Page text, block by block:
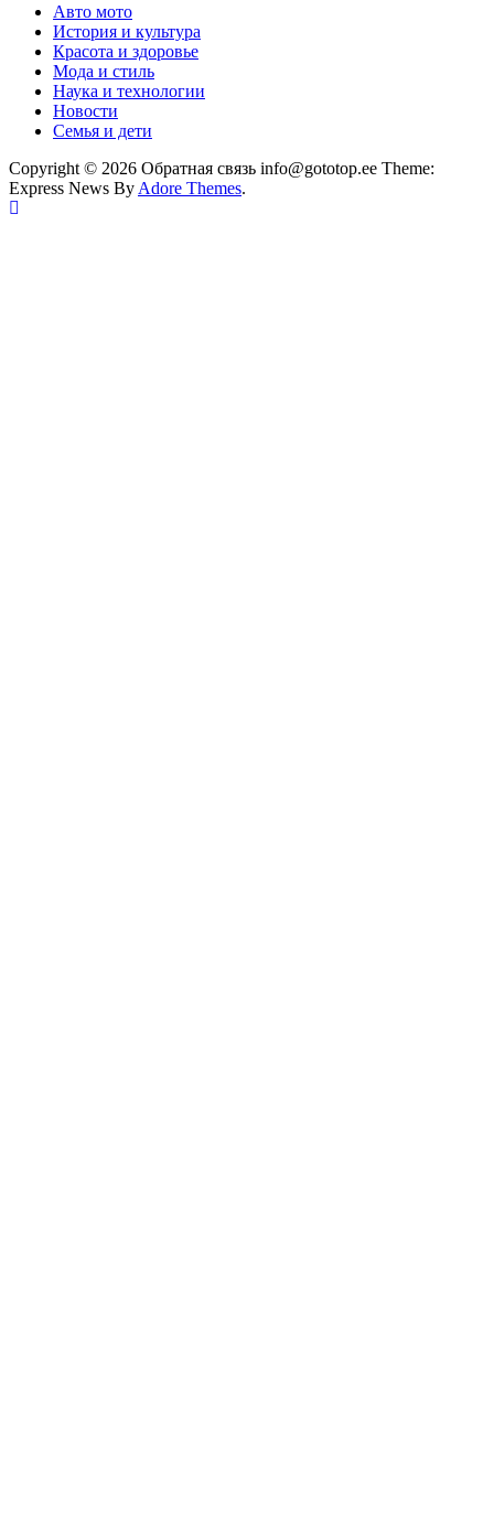
Авто мото
История и культура
Красота и здоровье
Мода и стиль
Наука и технологии
Новости
Семья и дети
Copyright © 2026 Обратная связь info@gototop.ee Theme:
Express News By Adore Themes.